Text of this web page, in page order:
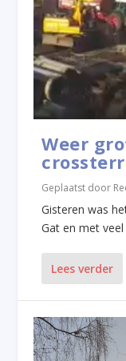
Weer
Geplaatst door
Gisteren was
Gat en met
Lees verder